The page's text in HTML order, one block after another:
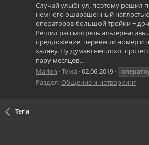
Случай улыбнул, поэтому решил
немного ошарашенный
операторов большой тройки +
Решил рассмотреть
предложение, перевести номер и
халяву. Ну думаю неплохо,
пару месяцев...
Marlen Тема 02.06.2019
Раздел: Общение и нетворкинг
Теги